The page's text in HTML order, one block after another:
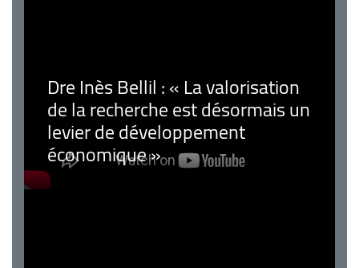
Dre Inès Bellil : « La valorisation
de la recherche est désormais un
levier de développement
économique »